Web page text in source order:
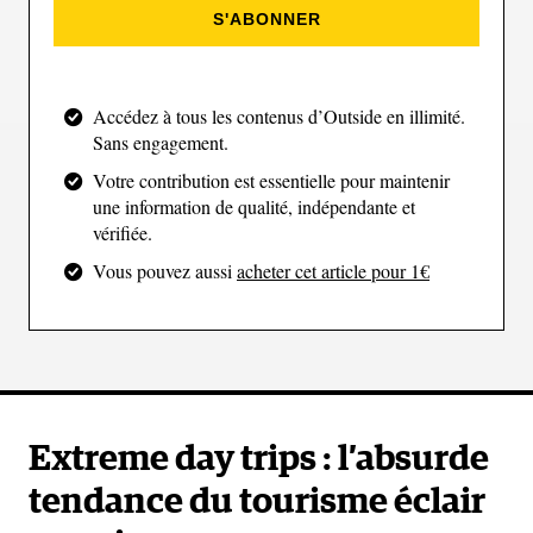
l’Écosse. Il n'y a pas de route officielle pour
paysages éblouissants, qui n'est pas la plus facile,
notamment en raison des conditions climatiques
changeantes.
La piste cyclable des Dolomites, Italie
(Eberhard Grossgasteiger/Unsplash)
S'ABONNER
Accédez à tous les contenus d’Outside en illimité.
Sans engagement.
Votre contribution est essentielle pour maintenir
une information de qualité, indépendante et
vérifiée.
Vous pouvez aussi acheter cet article pour 1€
Extreme day trips : l’absurde
tendance du tourisme éclair